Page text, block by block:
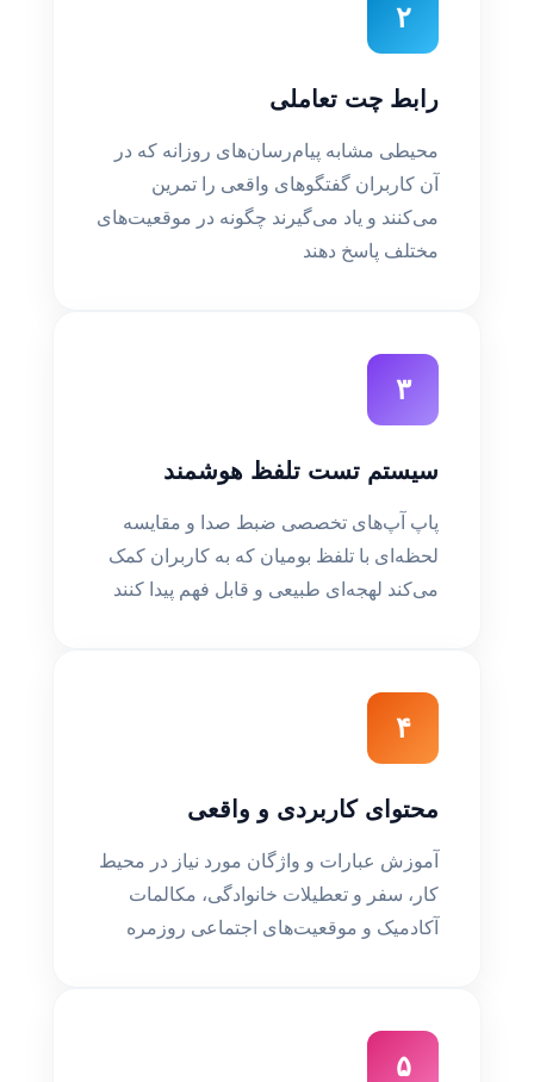
۲
رابط چت تعاملی
محیطی مشابه پیام‌رسان‌های روزانه که در
آن کاربران گفتگوهای واقعی را تمرین
می‌کنند و یاد می‌گیرند چگونه در موقعیت‌های
مختلف پاسخ دهند
۳
سیستم تست تلفظ هوشمند
پاپ آپ‌های تخصصی ضبط صدا و مقایسه
لحظه‌ای با تلفظ بومیان که به کاربران کمک
می‌کند لهجه‌ای طبیعی و قابل فهم پیدا کنند
۴
محتوای کاربردی و واقعی
آموزش عبارات و واژگان مورد نیاز در محیط
کار، سفر و تعطیلات خانوادگی، مکالمات
آکادمیک و موقعیت‌های اجتماعی روزمره
۵